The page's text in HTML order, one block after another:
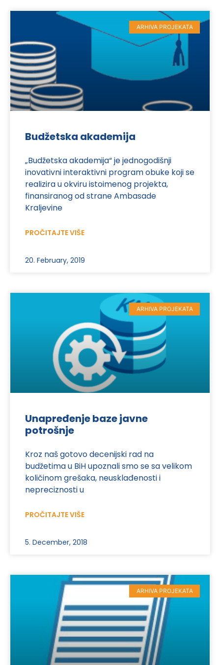
ARHIVA PROJEKATA
Budžetska akademija
„Budžetska akademija“ je jednogodišnji
inovativni interaktivni program obuke koji se
realizira u okviru istoimenog projekta,
finansiranog od strane Ambasade
Kraljevine
PROČITAJTE VIŠE
20. February, 2019
ARHIVA PROJEKATA
Unapređenje baze javne
potrošnje
Kroz naš gotovo decenijski rad na
budžetima u BiH upoznali smo se sa velikom
količinom grešaka, neusklađenosti i
nepreciznosti u
PROČITAJTE VIŠE
5. December, 2018
ARHIVA PROJEKATA